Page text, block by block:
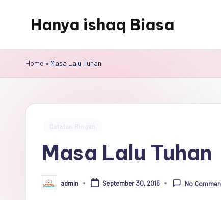
Hanya ishaq Biasa
Rahman,
Dosen
Peneliti
Center
for
Peace,
Home » Masa Lalu Tuhan
Masa Lalu Tuhan
Posted
by
admin September 30, 2015 No